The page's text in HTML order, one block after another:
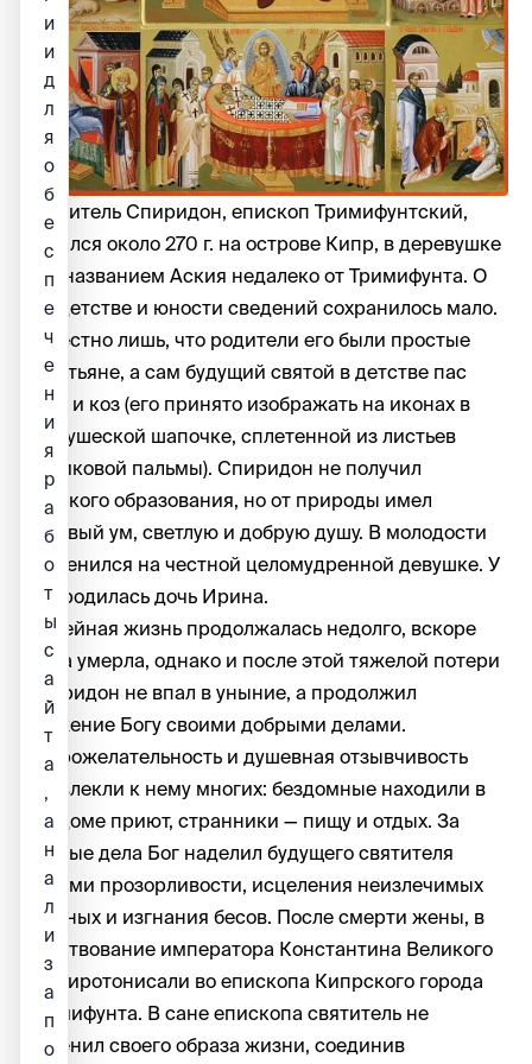
Святитель Спиридон, епископ Тримифунтский,
родился около 270 г. на острове Кипр, в деревушке
под названием Аския недалеко от Тримифунта. О
его детстве и юности сведений сохранилось мало.
Известно лишь, что родители его были простые
крестьяне, а сам будущий святой в детстве пас
овец и коз (его принято изображать на иконах в
пастушеской шапочке, сплетенной из листьев
финиковой пальмы). Спиридон не получил
никакого образования, но от природы имел
здравый ум, светлую и добрую душу. В молодости
он женился на честной целомудренной девушке. У
них родилась дочь Ирина.
Семейная жизнь продолжалась недолго, вскоре
жена умерла, однако и после этой тяжелой потери
Спиридон не впал в уныние, а продолжил
служение Богу своими добрыми делами.
Доброжелательность и душевная отзывчивость
привлекли к нему многих: бездомные находили в
его доме приют, странники — пищу и отдых. За
добрые дела Бог наделил будущего святителя
дарами прозорливости, исцеления неизлечимых
больных и изгнания бесов. После смерти жены, в
царствование императора Константина Великого
его хиротонисали во епископа Кипрского города
Тримифунта. В сане епископа святитель не
изменил своего образа жизни, соединив
и
и
д
л
я
о
б
е
с
п
е
ч
е
н
и
я
р
а
б
о
т
ы
с
а
й
т
а
,
а
н
а
л
и
з
а
п
о